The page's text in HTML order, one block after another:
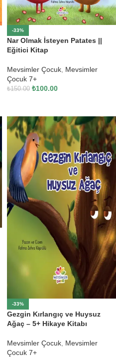
-33%
Nar Olmak İsteyen Patates ||
Eğitici Kitap
Mevsimler Çocuk Mevsimler
Çocuk 7+
₺150.00 ₺100.00
-33%
Gezgin Kırlangıç ve Huysuz
Ağaç – 5+ Hikaye Kitabı
Mevsimler Çocuk Mevsimler
Çocuk 7+